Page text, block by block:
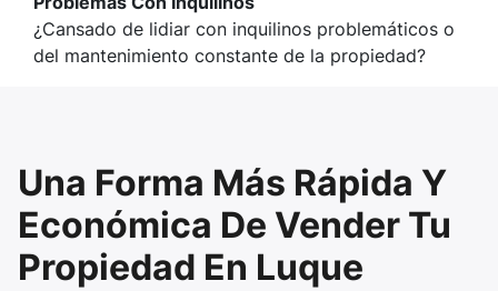
¿Cansado de lidiar con inquilinos problemáticos o
del mantenimiento constante de la propiedad?
Una Forma Más Rápida Y
Económica De Vender Tu
Propiedad En Luque